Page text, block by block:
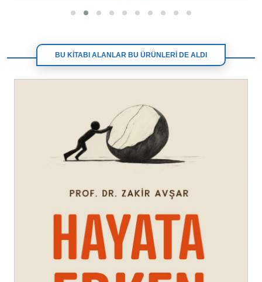
BU KİTABI ALANLAR BU ÜRÜNLERİ DE ALDI